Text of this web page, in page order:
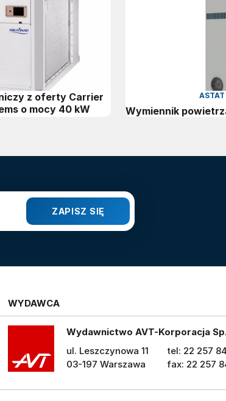
z oferty Carrier
o mocy 40 kW
ASTAT
Wymiennik
WYDAWCA
Wydawnictwo AVT-Korporacja
ul. Leszczynowa 11
03-197 Warszawa
tel: 22 257
fax: 22 257